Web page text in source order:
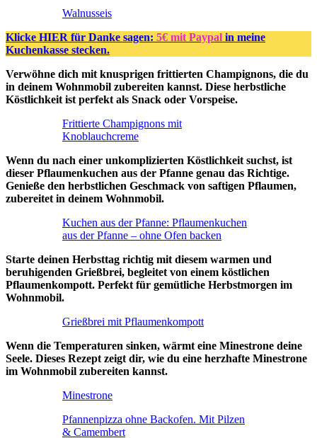
Walnusseis
Klicke HIER für Danke sagen: 5€ mit Paypal in meine
Kuchenkasse stecken.
Verwöhne dich mit knusprigen frittierten Champignons, die du
in deinem Wohnmobil zubereiten kannst. Diese herbstliche
Köstlichkeit ist perfekt als Snack oder Vorspeise.
Frittierte Champignons mit
Knoblauchcreme
Wenn du nach einer unkomplizierten Köstlichkeit suchst, ist
dieser Pflaumenkuchen aus der Pfanne genau das Richtige.
Genieße den herbstlichen Geschmack von saftigen Pflaumen,
zubereitet in deinem Wohnmobil.
Kuchen aus der Pfanne: Pflaumenkuchen
aus der Pfanne – ohne Ofen backen
Starte deinen Herbsttag richtig mit diesem warmen und
beruhigenden Grießbrei, begleitet von einem köstlichen
Pflaumenkompott. Perfekt für gemütliche Herbstmorgen im
Wohnmobil.
Grießbrei mit Pflaumenkompott
Wenn die Temperaturen sinken, wärmt eine Minestrone deine
Seele. Dieses Rezept zeigt dir, wie du eine herzhafte Minestrone
im Wohnmobil zubereiten kannst.
Minestrone
Pfannenpizza ohne Backofen. Mit Pilzen
& Camembert